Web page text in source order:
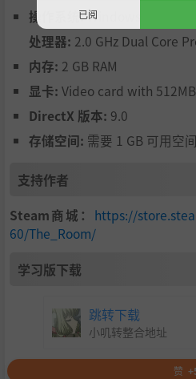
操作系统:WindowsXP SP2
处理器: 2.0 GHz Dual Core
内存: 2 GB RAM
显卡: Video card with 512MB
DirectX 版本: 9.0
存储空间: 需要 1 GB 可用空间
支持作者
Steam商城： https://
60/The_Room/
学习版下载
跳转下载
小叽转整合地址
赞
已阅